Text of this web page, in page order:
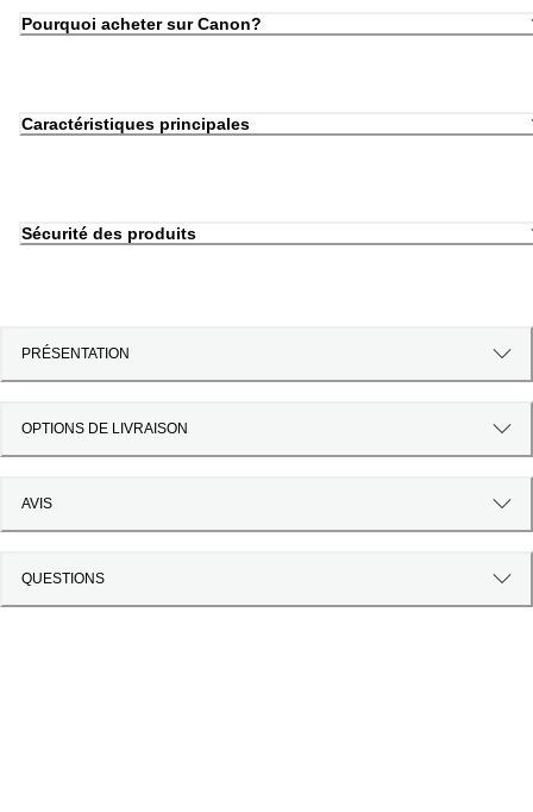
Pourquoi acheter sur Canon?
Caractéristiques principales
Sécurité des produits
PRÉSENTATION
OPTIONS DE LIVRAISON
AVIS
QUESTIONS